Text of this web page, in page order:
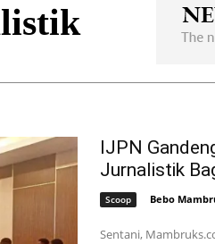
IJPN
Jurnalistik
Scoop Bebo
Sentani,